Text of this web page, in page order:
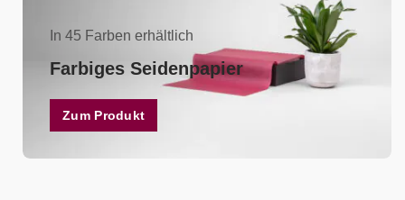
In 45 Farben erhältlich
Farbiges Seidenpapier
Zum Produkt